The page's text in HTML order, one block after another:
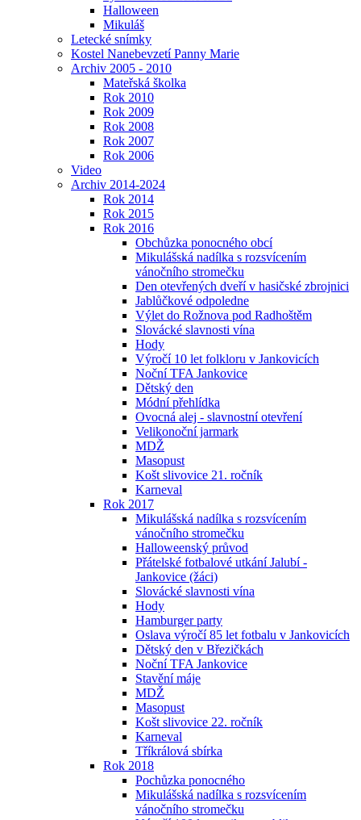
Halloween
Mikuláš
Letecké snímky
Kostel Nanebevzetí Panny Marie
Archiv 2005 - 2010
Mateřská školka
Rok 2010
Rok 2009
Rok 2008
Rok 2007
Rok 2006
Video
Archiv 2014-2024
Rok 2014
Rok 2015
Rok 2016
Obchůzka ponocného obcí
Mikulášská nadílka s rozsvícením
vánočního stromečku
Den otevřených dveří v hasičské zbrojnici
Jablůčkové odpoledne
Výlet do Rožnova pod Radhoštěm
Slovácké slavnosti vína
Hody
Výročí 10 let folkloru v Jankovicích
Noční TFA Jankovice
Dětský den
Módní přehlídka
Ovocná alej - slavnostní otevření
Velikonoční jarmark
MDŽ
Masopust
Košt slivovice 21. ročník
Karneval
Rok 2017
Mikulášská nadílka s rozsvícením
vánočního stromečku
Halloweenský průvod
Přátelské fotbalové utkání Jalubí -
Jankovice (žáci)
Slovácké slavnosti vína
Hody
Hamburger party
Oslava výročí 85 let fotbalu v Jankovicích
Dětský den v Březičkách
Noční TFA Jankovice
Stavění máje
MDŽ
Masopust
Košt slivovice 22. ročník
Karneval
Tříkrálová sbírka
Rok 2018
Pochůzka ponocného
Mikulášská nadílka s rozsvícením
vánočního stromečku